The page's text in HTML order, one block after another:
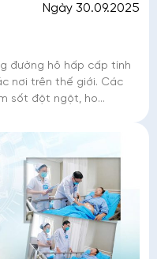
Ngày 30.09.2025
đường hô hấp cấp tính
nơi trên thế giới. Các
sốt đột ngột, ho